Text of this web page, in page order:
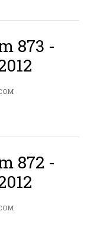
873 -
872 -